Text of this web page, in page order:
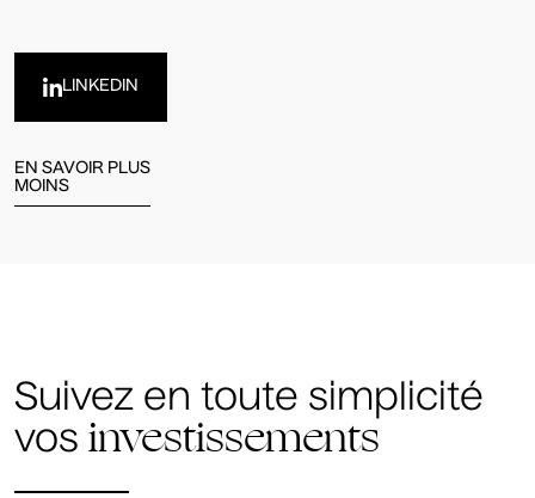
LINKEDIN
EN SAVOIR PLUS
MOINS
Suivez en toute simplicité
vos investissements